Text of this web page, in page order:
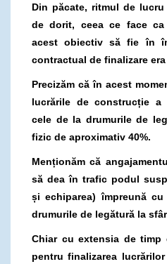
Din păcate, ritmul de
de dorit, ceea ce face ca
acest obiectiv să fie în
contractual de finalizare
Precizăm că în acest
lucrările de construcție
cele de la drumurile de
fizic de aproximativ 40%.
Menționăm că
să dea în trafic podul
și echiparea) împreună
drumurile de legătură la
Chiar cu extensia de timp
pentru finalizarea